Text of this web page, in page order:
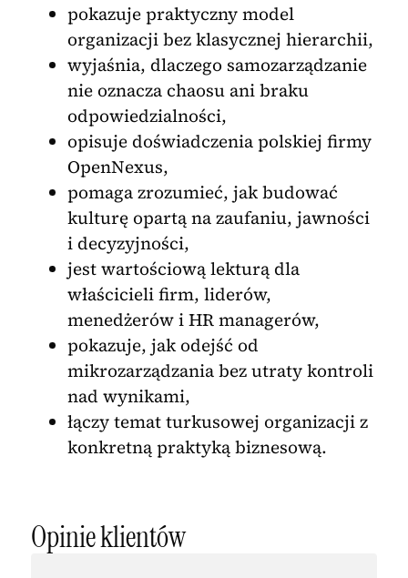
pokazuje praktyczny model
organizacji bez klasycznej hierarchii,
wyjaśnia, dlaczego samozarządzanie
nie oznacza chaosu ani braku
odpowiedzialności,
opisuje doświadczenia polskiej firmy
OpenNexus,
pomaga zrozumieć, jak budować
kulturę opartą na zaufaniu, jawności
i decyzyjności,
jest wartościową lekturą dla
właścicieli firm, liderów,
menedżerów i HR managerów,
pokazuje, jak odejść od
mikrozarządzania bez utraty kontroli
nad wynikami,
łączy temat turkusowej organizacji z
konkretną praktyką biznesową.
Opinie klientów